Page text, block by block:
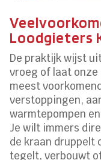
Loodgieters
De praktijk wijst
vroeg of laat
meest
verstoppingen,
warmtepompen
Je wilt immers
de kraan druppelt
tegelt, verbouwt